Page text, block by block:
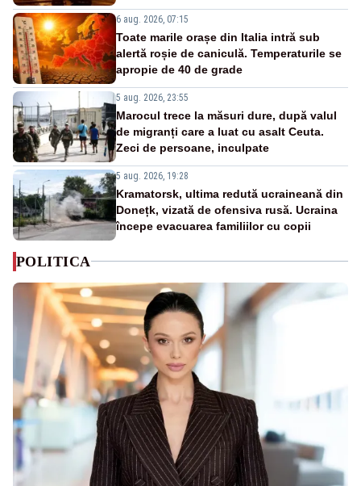
6 aug. 2026, 07:15
Toate marile orașe din Italia intră sub
alertă roșie de caniculă. Temperaturile se
apropie de 40 de grade
5 aug. 2026, 23:55
Marocul trece la măsuri dure, după valul
de migranți care a luat cu asalt Ceuta.
Zeci de persoane, inculpate
5 aug. 2026, 19:28
Kramatorsk, ultima redută ucraineană din
Donețk, vizată de ofensiva rusă. Ucraina
începe evacuarea familiilor cu copii
POLITICA